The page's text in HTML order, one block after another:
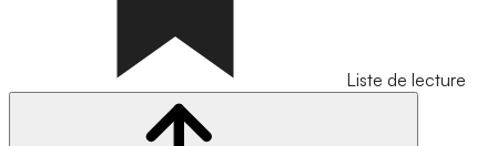
Liste de lecture